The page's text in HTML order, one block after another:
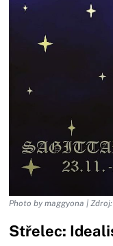
Photo by maggyona |
Střelec: